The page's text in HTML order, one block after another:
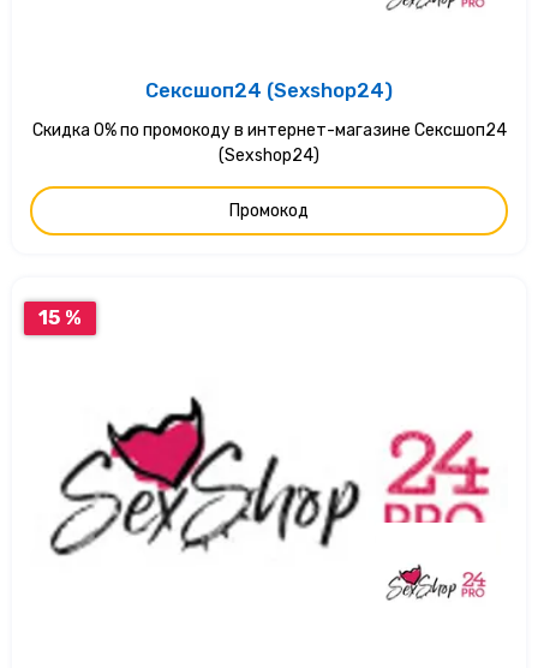
Сексшоп24 (Sexshop24)
Скидка 0% по промокоду в интернет-магазине Сексшоп24
(Sexshop24)
Промокод
15 %